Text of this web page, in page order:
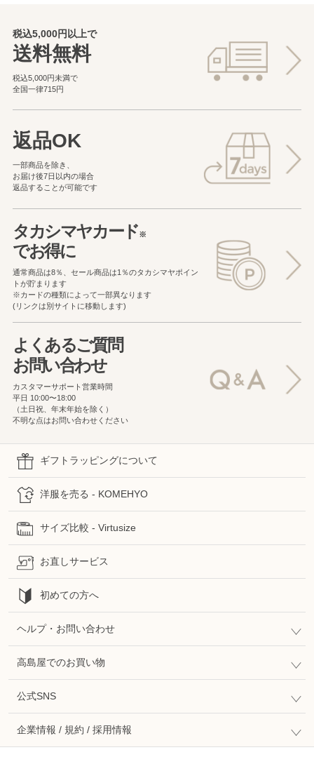
税込5,000円以上で
送料無料
税込5,000円未満で
全国一律715円
返品OK
一部商品を除き、
お届け後7日以内の場合
返品することが可能です
タカシマヤカード※
でお得に
通常商品は8％、セール商品は1％のタカシマヤポイン
トが貯まります
※カードの種類によって一部異なります
(リンクは別サイトに移動します)
よくあるご質問
お問い合わせ
カスタマーサポート営業時間
平日 10:00〜18:00
（土日祝、年末年始を除く）
不明な点はお問い合わせください
ギフトラッピングについて
洋服を売る - KOMEHYO
サイズ比較 - Virtusize
お直しサービス
初めての方へ
ヘルプ・お問い合わせ
高島屋でのお買い物
公式SNS
企業情報 / 規約 / 採用情報